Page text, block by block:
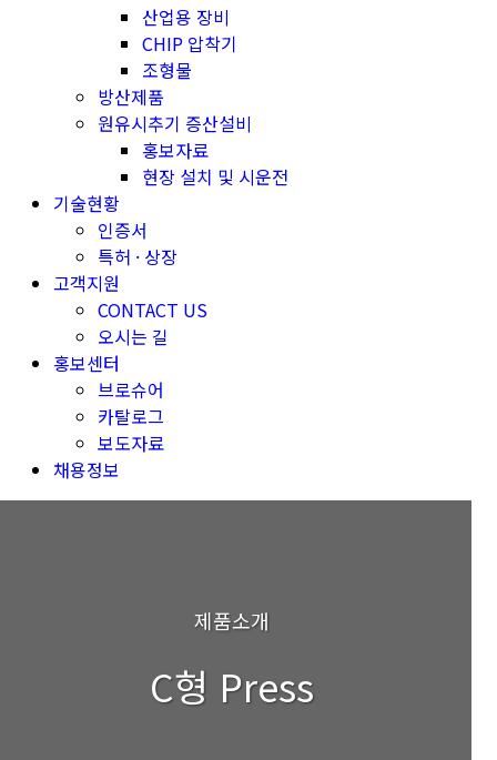
산업용 장비
CHIP 압착기
조형물
방산제품
원유시추기 증산설비
홍보자료
현장 설치 및 시운전
기술현황
인증서
특허 · 상장
고객지원
CONTACT US
오시는 길
홍보센터
브로슈어
카탈로그
보도자료
채용정보
제품소개
C형 Press